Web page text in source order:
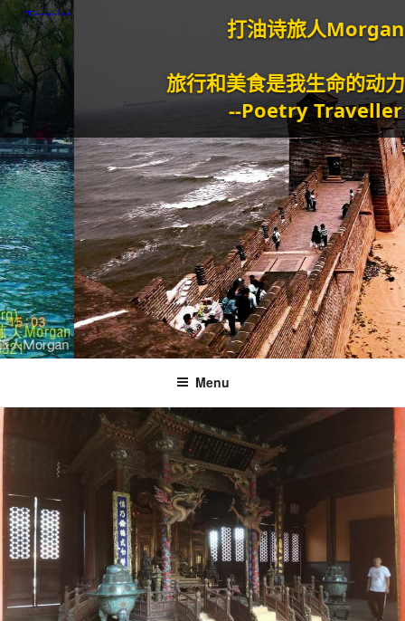
打油诗旅人Morgan
旅行和美食是我生命的动力泉源。
--Poetry Traveller
Menu